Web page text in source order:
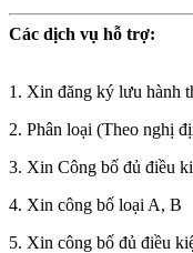
Các dịch vụ hỗ trợ:
1. Xin đăng ký lưu hành
2. Phân loại (Theo nghị
3. Xin Công bố đủ điều
4. Xin công bố loại A, B
5. Xin công bố đủ điều